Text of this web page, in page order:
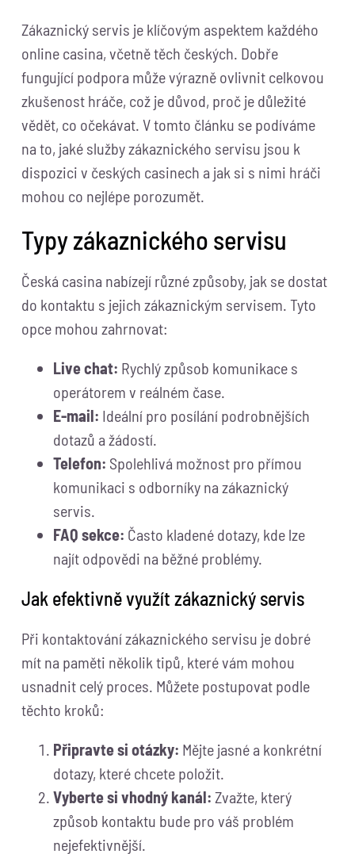
Zákaznický servis je klíčovým aspektem každého
online casina, včetně těch českých. Dobře
fungující podpora může výrazně ovlivnit celkovou
zkušenost hráče, což je důvod, proč je důležité
vědět, co očekávat. V tomto článku se podíváme
na to, jaké služby zákaznického servisu jsou k
dispozici v českých casinech a jak si s nimi hráči
mohou co nejlépe porozumět.
Typy zákaznického servisu
Česká casina nabízejí různé způsoby, jak se dostat
do kontaktu s jejich zákaznickým servisem. Tyto
opce mohou zahrnovat:
Live chat: Rychlý způsob komunikace s
operátorem v reálném čase.
E-mail: Ideální pro posílání podrobnějších
dotazů a žádostí.
Telefon: Spolehlivá možnost pro přímou
komunikaci s odborníky na zákaznický
servis.
FAQ sekce: Často kladené dotazy, kde lze
najít odpovědi na běžné problémy.
Jak efektivně využít zákaznický servis
Při kontaktování zákaznického servisu je dobré
mít na paměti několik tipů, které vám mohou
usnadnit celý proces. Můžete postupovat podle
těchto kroků:
Připravte si otázky: Mějte jasné a konkrétní
dotazy, které chcete položit.
Vyberte si vhodný kanál: Zvažte, který
způsob kontaktu bude pro váš problém
nejefektivnější.